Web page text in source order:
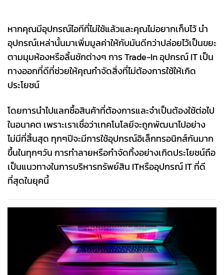
หากคุณมีอุปกรณ์ไอทีที่ไม่ใช้แล้วและคุณไม่อยากเก็บไว้ นำ
อุปกรณ์เหล่านั้นมาเพิ่มมูลค่าให้กับมันดีกว่าปล่อยไว้เป็นขยะ
ตามมุมห้องหรือลิ้นชักต่างๆ การ Trade-In อุปกรณ์ IT เป็น
ทางออกที่ดีที่ช่วยให้คุณกำจัดสิ่งที่ไม่ต้องการใช้ให้เกิด
ประโยชน์
โดยการนำไปแลกซื้อสินค้าที่ต้องการและจำเป็นต้องใช้ต่อไป
ในอนาคต เพราะเราเชื่อว่าเทคโนโลยีจะถูกพัฒนาไปอย่าง
ไม่มีที่สิ้นสุด ทุกๆปีจะมีการใช้อุปกรณ์อิเล็กทรอนิกส์กันมาก
ขึ้นในทุกๆวัน การทำลายหรือกำจัดทิ้งอย่างเกิดประโยชน์ถือ
เป็นแนวทางในการบริหารทรัพย์สิน ITหรืออุปกรณ์ IT ที่ดี
ที่สุดในยุคนี้